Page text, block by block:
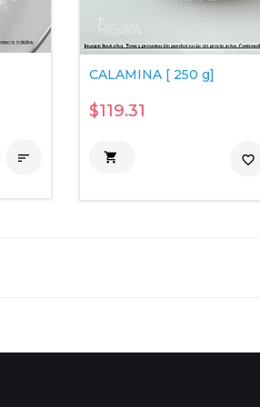

CALAMINA [ 250 g]
$119.31
 favorite_border